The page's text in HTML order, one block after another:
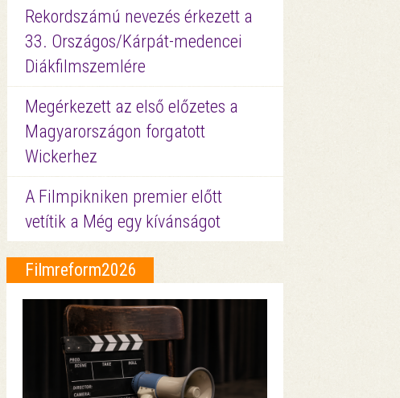
Rekordszámú nevezés érkezett a
33. Országos/Kárpát-medencei
Diákfilmszemlére
Megérkezett az első előzetes a
Magyarországon forgatott
Wickerhez
A Filmpikniken premier előtt
vetítik a Még egy kívánságot
Filmreform2026